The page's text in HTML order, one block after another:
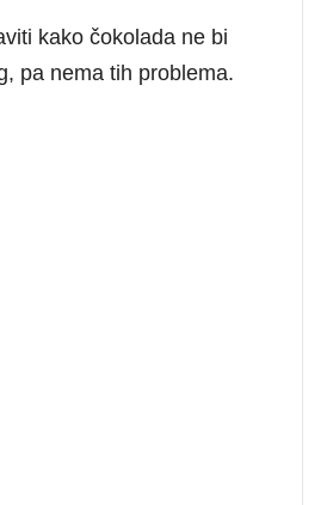
kako čokolada ne bi
pa nema tih problema.